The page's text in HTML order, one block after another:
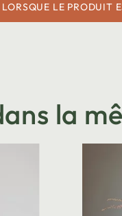
LE PRODUIT
la